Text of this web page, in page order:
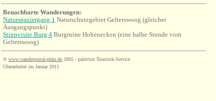
Benachbarte Wanderungen:
Naturspaziergang 1 Naturschutzgebiet Gelterswoog (gleicher
Ausgangspunkt)
Stippvisite Burg 4 Burgruine Hohenecken (eine halbe Stunde vom
Gelterswoog)
© www.wanderportal-pfalz.de 2005 - palzvisit Touristik-Service
Überarbeitet im Januar 2015